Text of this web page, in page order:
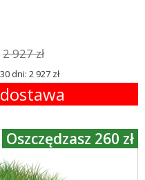
2 927 zł
dni: 2 927 zł
Oszczędzasz 260 zł